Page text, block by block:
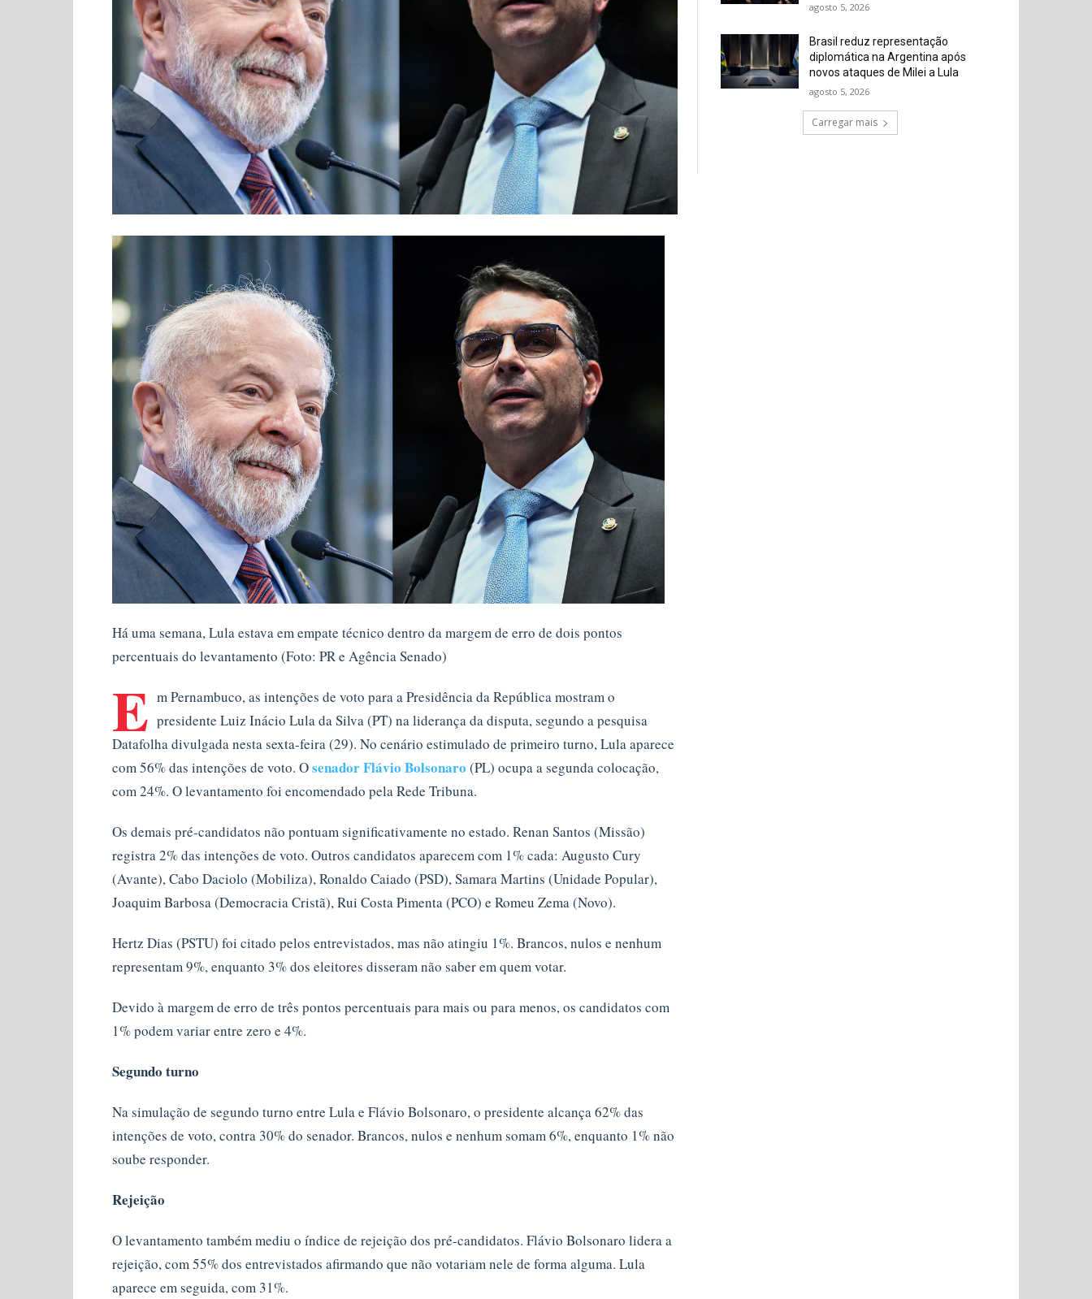
Há uma semana, Lula estava em empate técnico dentro da margem de erro de dois pontos
percentuais do levantamento (Foto: PR e Agência Senado)
E m Pernambuco, as intenções de voto para a Presidência da República mostram o
presidente Luiz Inácio Lula da Silva (PT) na liderança da disputa, segundo a pesquisa
Datafolha divulgada nesta sexta-feira (29). No cenário estimulado de primeiro turno, Lula aparece
com 56% das intenções de voto. Osenador Flávio Bolsonaro (PL) ocupa a segunda colocação,
com 24%. O levantamento foi encomendado pela Rede Tribuna.
Os demais pré-candidatos não pontuam significativamente no estado. Renan Santos (Missão)
registra 2% das intenções de voto. Outros candidatos aparecem com 1% cada: Augusto Cury
(Avante), Cabo Daciolo (Mobiliza), Ronaldo Caiado (PSD), Samara Martins (Unidade Popular),
Joaquim Barbosa (Democracia Cristã), Rui Costa Pimenta (PCO) e Romeu Zema (Novo).
Hertz Dias (PSTU) foi citado pelos entrevistados, mas não atingiu 1%. Brancos, nulos e nenhum
representam 9%, enquanto 3% dos eleitores disseram não saber em quem votar.
Devido à margem de erro de três pontos percentuais para mais ou para menos, os candidatos com
1% podem variar entre zero e 4%.
Segundo turno
Na simulação de segundo turno entre Lula e Flávio Bolsonaro, o presidente alcança 62% das
intenções de voto, contra 30% do senador. Brancos, nulos e nenhum somam 6%, enquanto 1% não
soube responder.
Rejeição
O levantamento também mediu o índice de rejeição dos pré-candidatos. Flávio Bolsonaro lidera a
rejeição, com 55% dos entrevistados afirmando que não votariam nele de forma alguma. Lula
aparece em seguida, com 31%.
agosto 5, 2026
Brasil reduz representação
diplomática na Argentina após
novos ataques de Milei a Lula
agosto 5, 2026
Carregar mais